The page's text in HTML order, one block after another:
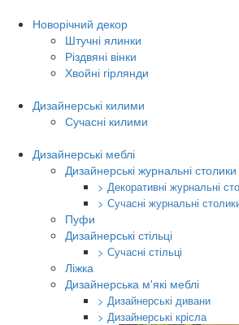
Новорічний декор
Штучні ялинки
Різдвяні вінки
Хвойні гірлянди
Дизайнерські килими
Сучасні килими
Дизайнерські меблі
Дизайнерські журнальні столики
> Декоративні журнальні
> Сучасні журнальні
Пуфи
Дизайнерські стільці
> Сучасні стільці
Ліжка
Дизайнерська м'які меблі
> Дизайнерські дивани
> Дизайнерські крісла